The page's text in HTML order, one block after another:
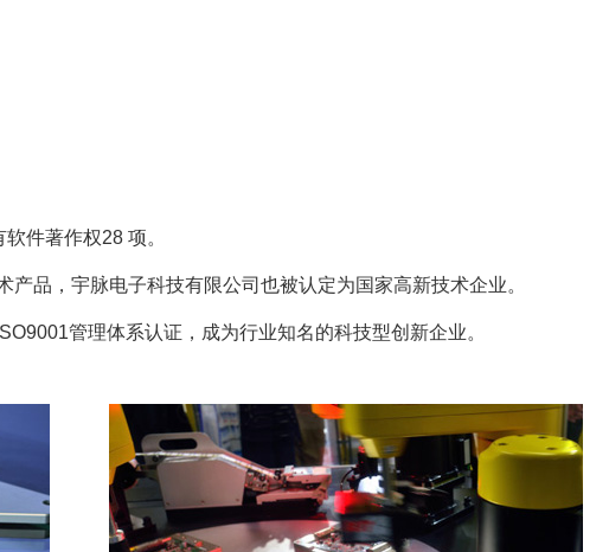
件著作权28 项。
品，宇脉电子科技有限公司也被认定为国家高新技术企业。
管理体系认证，成为行业知名的科技型创新企业。